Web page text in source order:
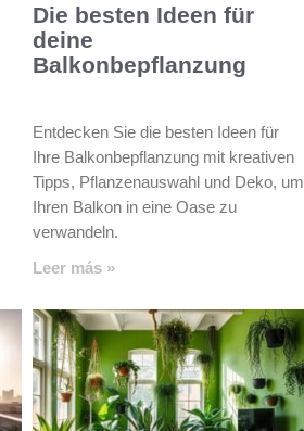
Die besten Ideen für
deine
Balkonbepflanzung
Entdecken Sie die besten Ideen für
Ihre Balkonbepflanzung mit kreativen
Tipps, Pflanzenauswahl und Deko, um
Ihren Balkon in eine Oase zu
verwandeln.
Leer más »